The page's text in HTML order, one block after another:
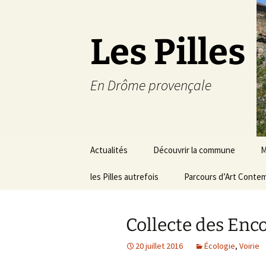
Les Pilles
En Drôme provençale
Aller
contenu
Actualités Découvrir la commune
Le mot du maire
Plans du village
les Pilles autrefois Parcours d’Art
Collecte des
20 juillet 2016 Écologie, Voirie